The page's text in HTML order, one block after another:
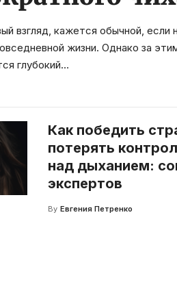
взгляд, кажется обычной, если
жизни. Однако за
глубокий…
Как победить
потерять
над дыханием:
экспертов
By Евгения Петренко